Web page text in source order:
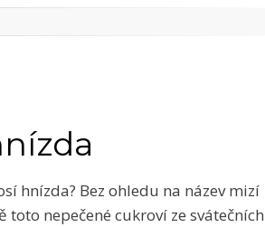
hnízda? Bez ohledu na název mizí
toto nepečené cukroví ze svátečních